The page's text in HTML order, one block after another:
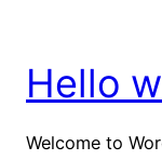
Hello
Welcome to